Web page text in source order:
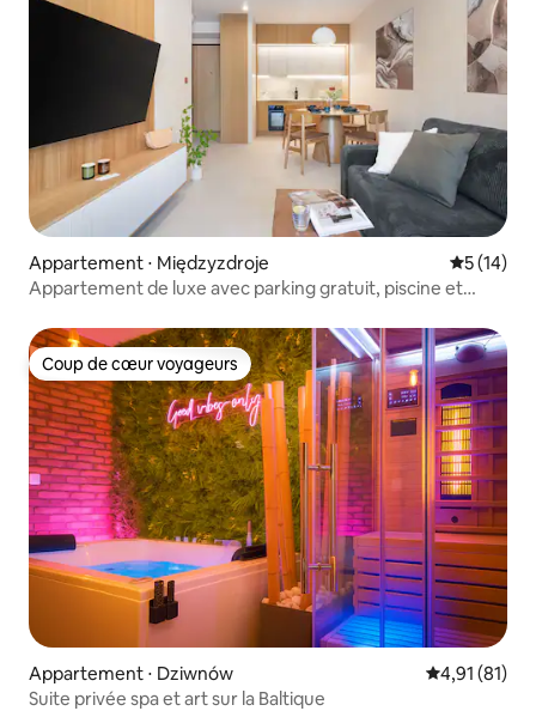
Appartement ⋅ Międzyzdroje
5 (14)
Appartement de luxe avec parking gratuit, piscine et
Coup de cœur voyageurs
Coup de cœur voyageurs
Appartement ⋅ Dziwnów Évaluation
4,91 (81)
Suite privée spa et art sur la Baltique